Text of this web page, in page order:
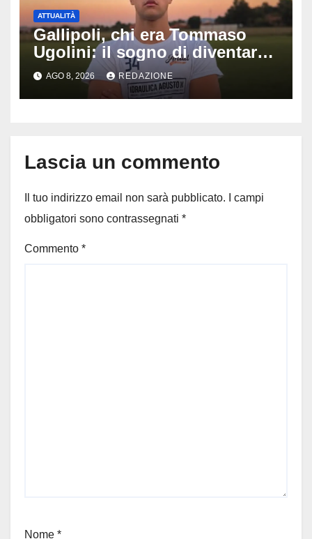
ATTUALITÀ
Gallipoli, chi era Tommaso
Ugolini: il sogno di diventare
medico e la fascia da
capitano, il dolore di Bologna
per il 19enne morto in mare
AGO 8, 2026 REDAZIONE
Lascia un commento
Il tuo indirizzo email non sarà pubblicato.
I campi
obbligatori sono contrassegnati *
Commento *
Nome *